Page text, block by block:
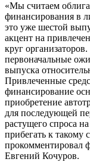
«Мы считаем
финансирования в
это уже шестой
акцент на
круг
первоначальные
выпуска
Привлеченные
финансирование
приобретение
для последующей
растущего спроса
прибегать к такому
прокомментировал
Евгений Кочуров.